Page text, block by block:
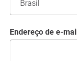
Endereço de e-mail